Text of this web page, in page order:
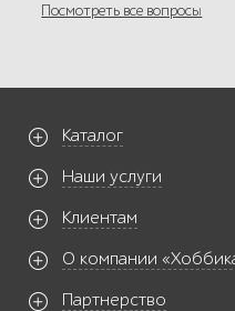
Посмотреть все вопросы
Каталог
Наши услуги
Клиентам
О компании
Партнерство